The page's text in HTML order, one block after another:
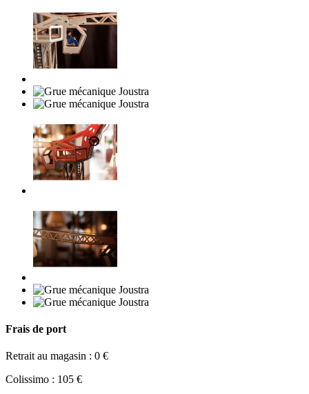
Frais de port
Retrait au magasin : 0 €
Colissimo : 105 €